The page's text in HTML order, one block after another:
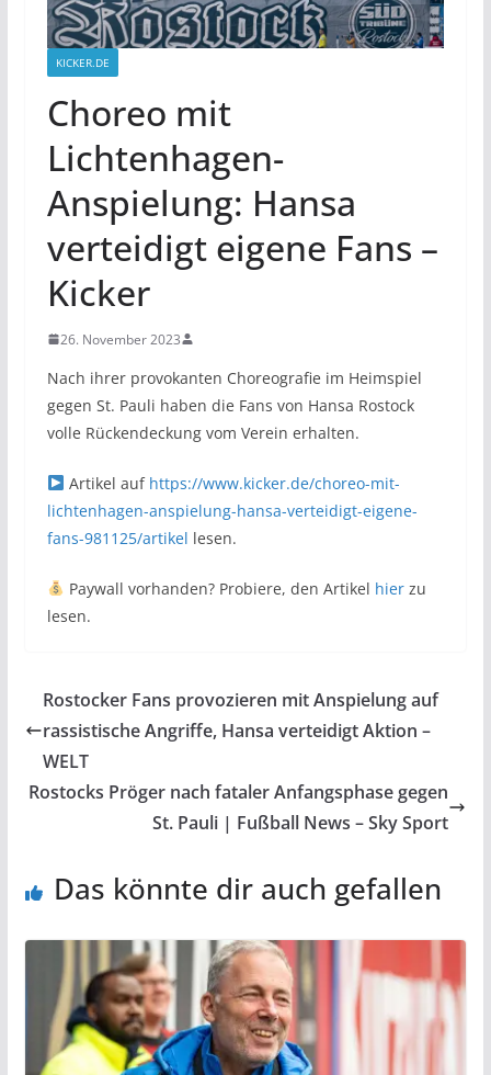
KICKER.DE
Choreo mit
Lichtenhagen-
Anspielung: Hansa
verteidigt eigene Fans –
Kicker
26. November 2023
Nach ihrer provokanten Choreografie im Heimspiel
gegen St. Pauli haben die Fans von Hansa Rostock
volle Rückendeckung vom Verein erhalten.
Artikel auf https://www.kicker.de/choreo-mit-
lichtenhagen-anspielung-hansa-verteidigt-eigene-
fans-981125/artikel lesen.
Paywall vorhanden? Probiere, den Artikel hierzu
lesen.
Rostocker Fans provozieren mit Anspielung auf
rassistische Angriffe, Hansa verteidigt Aktion –
WELT
Rostocks Pröger nach fataler Anfangsphase gegen
St. Pauli | Fußball News – Sky Sport
Das könnte dir auch gefallen